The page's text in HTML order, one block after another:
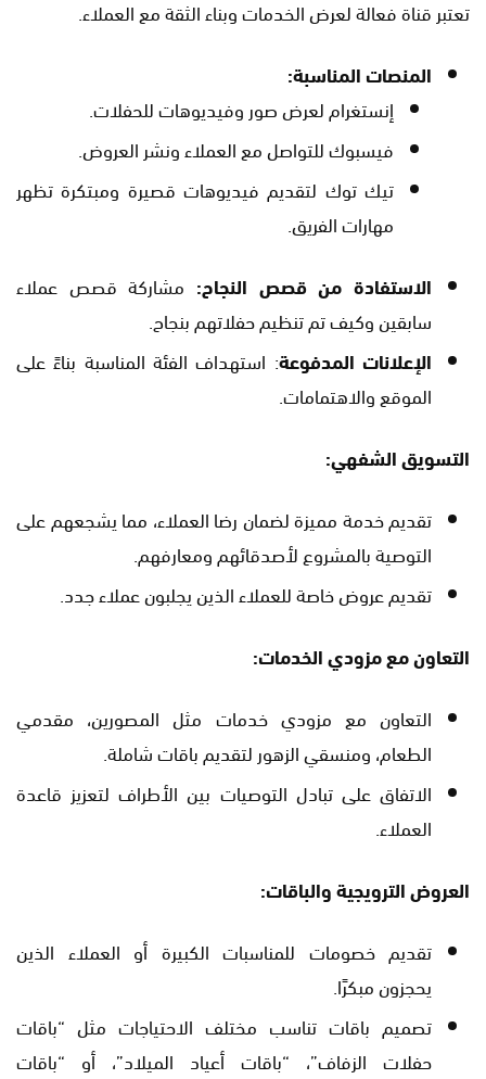
تعتبر قناة فعالة لعرض الخدمات وبناء الثقة مع العملاء.
المنصات المناسبة:
إنستغرام لعرض صور وفيديوهات للحفلات.
فيسبوك للتواصل مع العملاء ونشر العروض.
تيك توك لتقديم فيديوهات قصيرة ومبتكرة تظهر
مهارات الفريق.
الاستفادة من قصص النجاح: مشاركة قصص عملاء
سابقين وكيف تم تنظيم حفلاتهم بنجاح.
الإعلانات المدفوعة: استهداف الفئة المناسبة بناءً على
الموقع والاهتمامات.
التسويق الشفهي:
تقديم خدمة مميزة لضمان رضا العملاء، مما يشجعهم على
التوصية بالمشروع لأصدقائهم ومعارفهم.
تقديم عروض خاصة للعملاء الذين يجلبون عملاء جدد.
التعاون مع مزودي الخدمات:
التعاون مع مزودي خدمات مثل المصورين، مقدمي
الطعام، ومنسقي الزهور لتقديم باقات شاملة.
الاتفاق على تبادل التوصيات بين الأطراف لتعزيز قاعدة
العملاء.
العروض الترويجية والباقات:
تقديم خصومات للمناسبات الكبيرة أو العملاء الذين
يحجزون مبكرًا.
تصميم باقات تناسب مختلف الاحتياجات مثل “باقات
حفلات الزفاف”، “باقات أعياد الميلاد”، أو “باقات